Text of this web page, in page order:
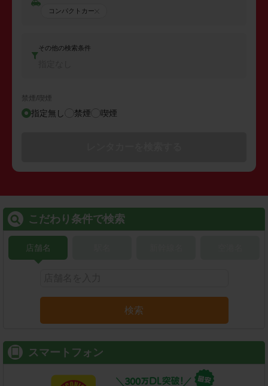
コンパクトカー
その他の検索条件
禁煙/喫煙
指定無し 禁煙 喫煙
こだわり条件で検索
店舗名
検索
スマートフォン